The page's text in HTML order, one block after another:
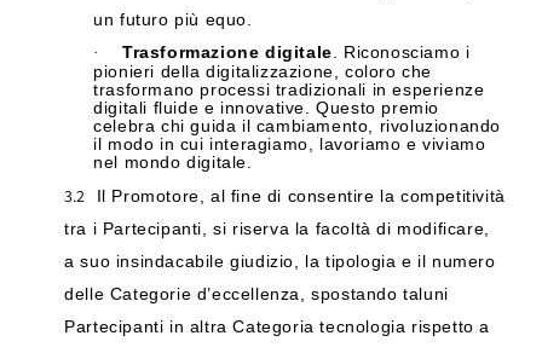
un futuro più equo.
· Trasformazione digitale. Riconosciamo i
pionieri della digitalizzazione, coloro che
trasformano processi tradizionali in esperienze
digitali fluide e innovative. Questo premio
celebra chi guida il cambiamento, rivoluzionando
il modo in cui interagiamo, lavoriamo e viviamo
nel mondo digitale.
3.2
Il Promotore, al fine di consentire la competitività
tra i Partecipanti, si riserva la facoltà di modificare,
a suo insindacabile giudizio, la tipologia e il numero
delle Categorie d’eccellenza, spostando taluni
Partecipanti in altra Categoria tecnologia rispetto a